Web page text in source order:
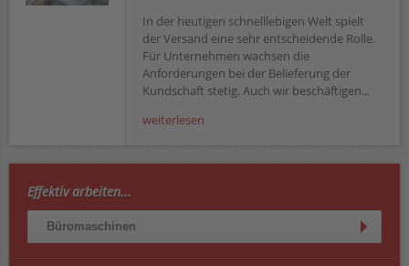
In der heutigen schnelllebigen Welt spielt
der Versand eine sehr entscheidende Rolle.
Für Unternehmen wachsen die
Anforderungen bei der Belieferung der
Kundschaft stetig. Auch wir beschäftigen...
weiterlesen
Effektiv arbeiten...
Büromaschinen